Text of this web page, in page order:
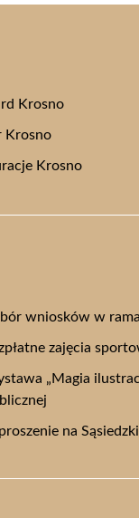
Krosno
Krosno
Krosno
wniosków w
zajęcia
„Magia
na